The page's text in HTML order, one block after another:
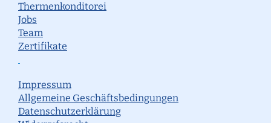
Thermenkonditorei
Jobs
Team
Zertifikate
Impressum
Allgemeine Geschäftsbedingungen
Datenschutzerklärung